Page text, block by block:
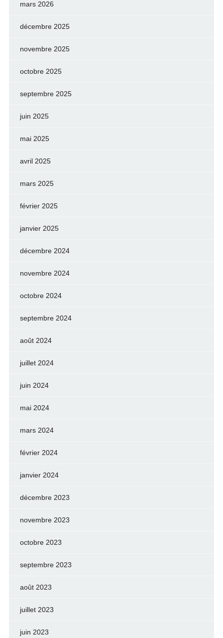
mars 2026
décembre 2025
novembre 2025
octobre 2025
septembre 2025
juin 2025
mai 2025
avril 2025
mars 2025
février 2025
janvier 2025
décembre 2024
novembre 2024
octobre 2024
septembre 2024
août 2024
juillet 2024
juin 2024
mai 2024
mars 2024
février 2024
janvier 2024
décembre 2023
novembre 2023
octobre 2023
septembre 2023
août 2023
juillet 2023
juin 2023